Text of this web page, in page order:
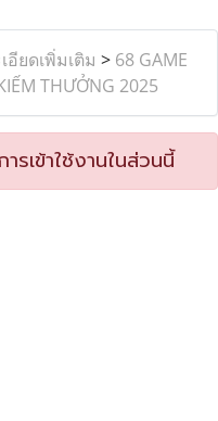
อียดเพิ่มเติม > 68 GAME
THƯỞNG 2025
รเข้าใช้งานในส่วนนี้